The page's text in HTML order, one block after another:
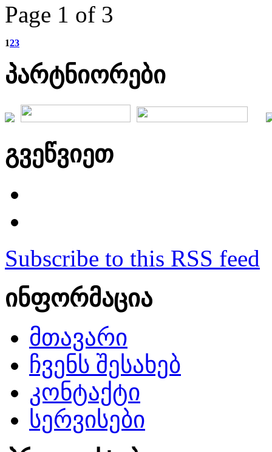
Page 1 of 3
123
პარტნიორები
გვეწვიეთ
Subscribe to this RSS feed
ინფორმაცია
მთავარი
ჩვენს შესახებ
კონტაქტი
სერვისები